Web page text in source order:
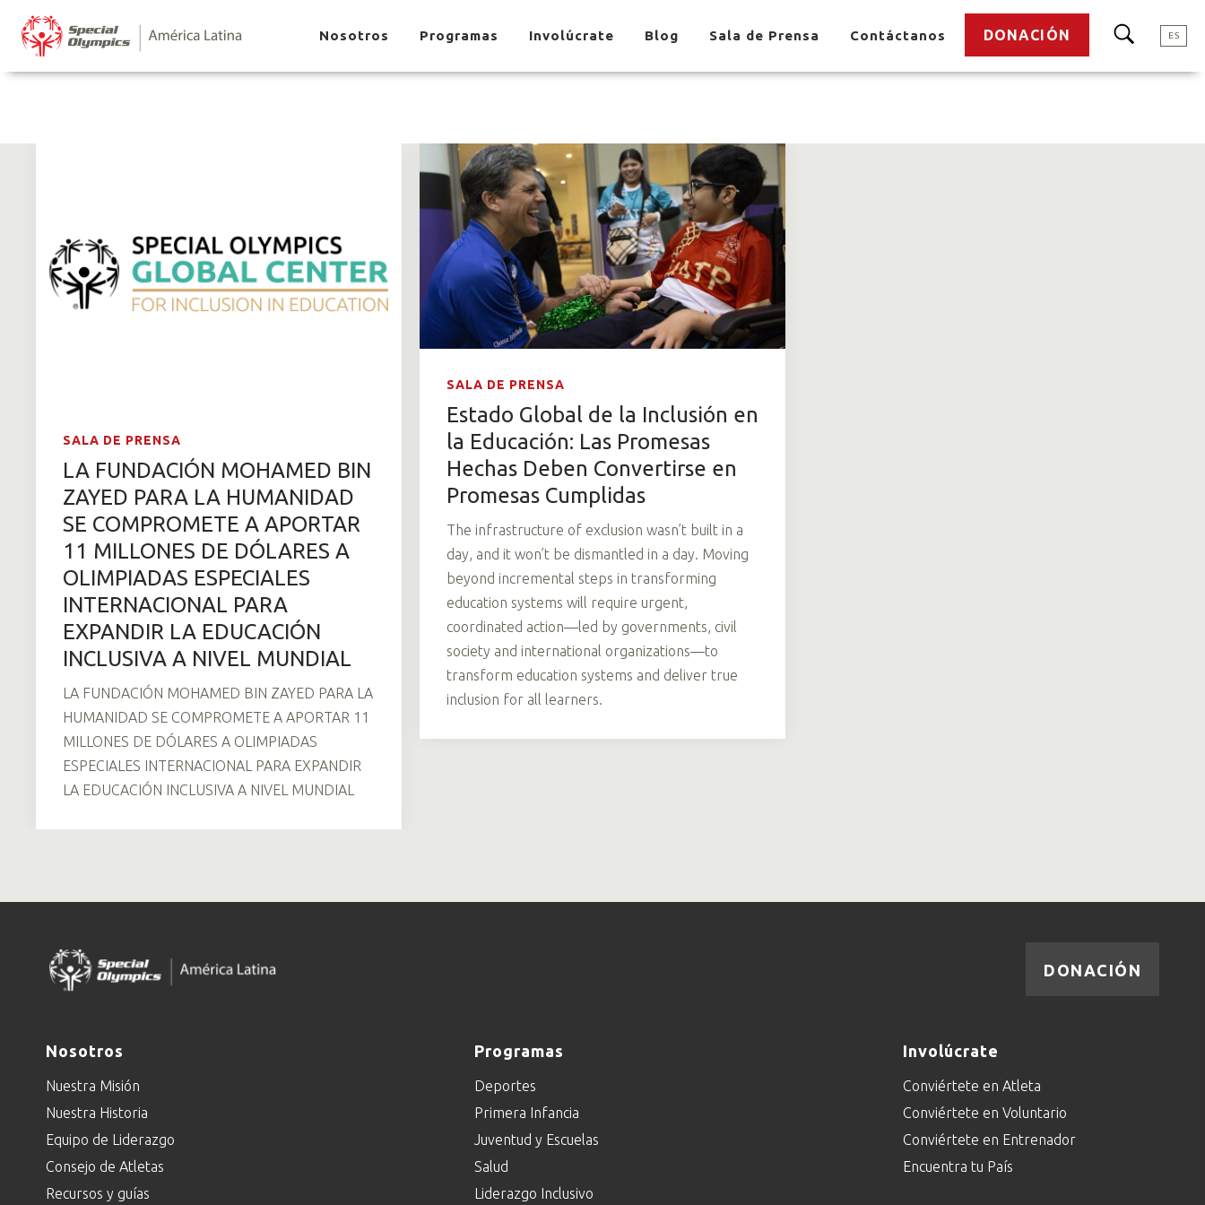
Nosotros Programas Involúcrate Blog Sala de Prensa Contáctanos DONACIÓN ES
SALA DE PRENSA
LA FUNDACIÓN MOHAMED BIN
ZAYED PARA LA HUMANIDAD
SE COMPROMETE A APORTAR
11 MILLONES DE DÓLARES A
OLIMPIADAS ESPECIALES
INTERNACIONAL PARA
EXPANDIR LA EDUCACIÓN
INCLUSIVA A NIVEL MUNDIAL
LA FUNDACIÓN MOHAMED BIN ZAYED PARA LA
HUMANIDAD SE COMPROMETE A APORTAR 11
MILLONES DE DÓLARES A OLIMPIADAS
ESPECIALES INTERNACIONAL PARA EXPANDIR
LA EDUCACIÓN INCLUSIVA A NIVEL MUNDIAL
SALA DE PRENSA
Estado Global de la Inclusión en
la Educación: Las Promesas
Hechas Deben Convertirse en
Promesas Cumplidas
The infrastructure of exclusion wasn’t built in a
day, and it won’t be dismantled in a day. Moving
beyond incremental steps in transforming
education systems will require urgent,
coordinated action—led by governments, civil
society and international organizations—to
transform education systems and deliver true
inclusion for all learners.
DONACIÓN
Nosotros
Nuestra Misión
Nuestra Historia
Equipo de Liderazgo
Consejo de Atletas
Recursos y guías
Programas
Deportes
Primera Infancia
Juventud y Escuelas
Salud
Liderazgo Inclusivo
Involúcrate
Conviértete en Atleta
Conviértete en Voluntario
Conviértete en Entrenador
Encuentra tu País